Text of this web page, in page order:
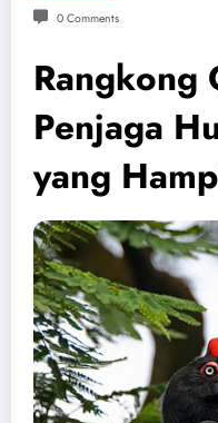
0 Comments
Rangkong
Penjaga
yang